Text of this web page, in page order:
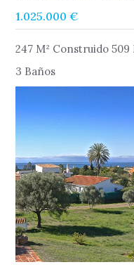
1.025.000 €
247 M² Construido 509
3 Baños